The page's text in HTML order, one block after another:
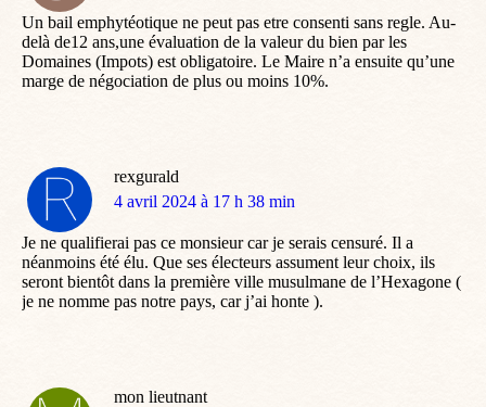
Un bail emphytéotique ne peut pas etre consenti sans regle. Au-
delà de12 ans,une évaluation de la valeur du bien par les
Domaines (Impots) est obligatoire. Le Maire n’a ensuite qu’une
marge de négociation de plus ou moins 10%.
rexgurald
dit
4 avril 2024 à 17 h 38 min
Je ne qualifierai pas ce monsieur car je serais censuré. Il a
néanmoins été élu. Que ses électeurs assument leur choix, ils
seront bientôt dans la première ville musulmane de l’Hexagone (
je ne nomme pas notre pays, car j’ai honte ).
mon lieutnant